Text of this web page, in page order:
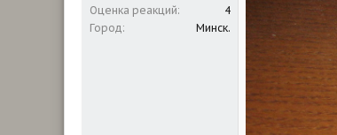
Оценка реакций
4
Город
Минск.